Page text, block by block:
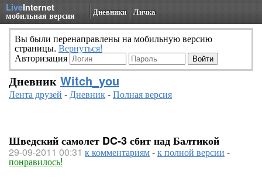
LiveInternet
мобильная версия Дневники Личка
Вы были перенаправлены на мобильную версию
страницы. Вернуться!
Авторизация
Дневник Witch_you
Лента друзей -Дневник-Полная версия
Шведский самолет DC-3 сбит над Балтикой
29-09-2011 00:31 к комментариям-к полной версии -
понравилось!